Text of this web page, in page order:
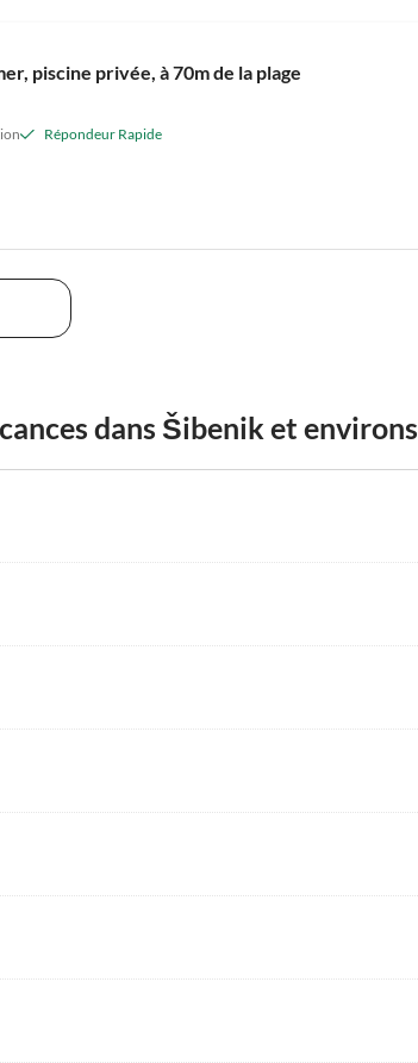
piscine privée, à 70m de la plage
Répondeur Rapide
dans Šibenik et environs